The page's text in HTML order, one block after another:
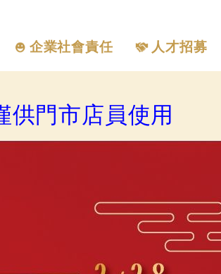
企業社會責任 人才招募
供門市店員使用